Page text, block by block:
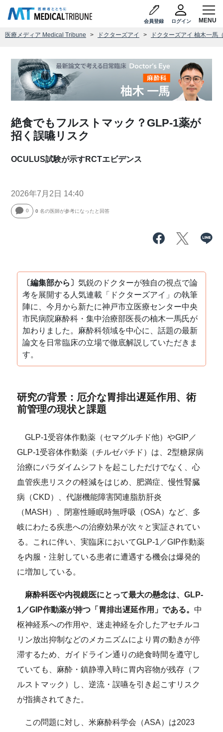
会員登録 ログイン
医療メディア Medical Tribune ドクターズアイ ドクターズアイ 柚木一馬
絶食でもフルストマック？GLP-1薬が
招く誤嚥リスク
OCULUS試験が示すRCTエビデンス
2026年7月2日 14:40
0 0 名の医師が参考になったと回答
〔編集部から〕気鋭のドクターが独自の視点で論
考を展開する人気連載「ドクターズアイ」の執筆
陣に、今月から新たに神戸市立医療センター中央
市民病院麻酔科・集中治療部医長の柚木一馬氏が
加わりました。麻酔科領域を中心に、話題の最新
論文を日常臨床の立場で徹底解説していただきま
す。
研究の背景：厄介な胃排出遅延作用、術
前管理の現状と課題
GLP-1受容体作動薬（セマグルチド他）やGIP／
GLP-1受容体作動薬（チルゼパチド）は、2型糖尿病
治療にパラダイムシフトを起こしただけでなく、心
血管疾患リスクの軽減をはじめ、肥満症、慢性腎臓
病（CKD）、代謝機能障害関連脂肪肝炎
（MASH）、閉塞性睡眠時無呼吸（OSA）など、多
岐にわたる疾患への治療効果が次々と実証されてい
る。これに伴い、実臨床においてGLP-1／GIP作動薬
を内服・注射している患者に遭遇する機会は爆発的
に増加している。
麻酔科医や内視鏡医にとって最大の懸念は、GLP-
1／GIP作動薬が持つ「胃排出遅延作用」である。中
枢神経系への作用や、迷走神経を介したアセチルコ
リン放出抑制などのメカニズムにより胃の動きが停
滞するため、ガイドライン通りの絶食時間を遵守し
ていても、麻酔・鎮静導入時に胃内容物が残存（フ
ルストマック）し、逆流・誤嚥を引き起こすリスク
が指摘されてきた。
この問題に対し、米麻酔科学会（ASA）は2023